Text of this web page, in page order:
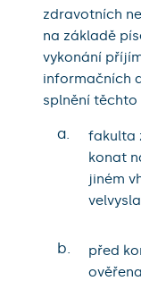
zdravotních
na základě
vykonání
informačních
splnění těchto
a.
fakulta
konat
jiném
b.
před